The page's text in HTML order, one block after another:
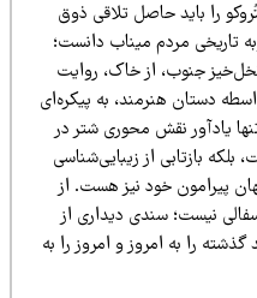
باید حاصل تلاقی ذوق
مردم میناب دانست؛
جنوب، از خاک، روایت
هنرمند، به پیکره‌ای
نقش محوری شتر در
از زیبایی‌شناسی
خود نیز هست. از
سندی دیداری از
به امروز و امروز را به